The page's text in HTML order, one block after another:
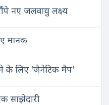
नए जलवायु लक्ष्य
मानक
के लिए 'जेनेटिक मैप'
साझेदारी